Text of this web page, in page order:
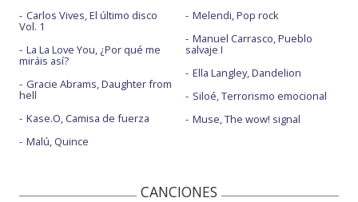
Carlos Vives, El último disco
Vol. 1
La La Love You, ¿Por qué me
miráis así?
Gracie Abrams, Daughter from
hell
Kase.O, Camisa de fuerza
Malú, Quince
Melendi, Pop rock
Manuel Carrasco, Pueblo
salvaje I
Ella Langley, Dandelion
Siloé, Terrorismo emocional
Muse, The wow! signal
CANCIONES